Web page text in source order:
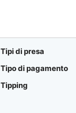
Tipi di presa
Tipo di pagamento
Tipping